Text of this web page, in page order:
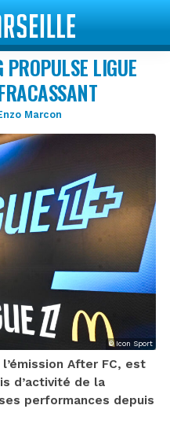
PROPULSE LIGUE
Marcon
© Icon Sport
After FC, est
d’activité de la
performances depuis